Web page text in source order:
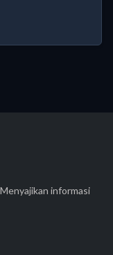
informasi